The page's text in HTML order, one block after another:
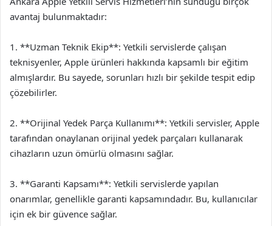
avantaj bulunmaktadır:
1. **Uzman Teknik Ekip**: Yetkili servislerde çalışan
teknisyenler, Apple ürünleri hakkında kapsamlı bir eğitim
almışlardır. Bu sayede, sorunları hızlı bir şekilde tespit edip
çözebilirler.
2. **Orijinal Yedek Parça Kullanımı**: Yetkili servisler, Apple
tarafından onaylanan orijinal yedek parçaları kullanarak
cihazların uzun ömürlü olmasını sağlar.
3. **Garanti Kapsamı**: Yetkili servislerde yapılan
onarımlar, genellikle garanti kapsamındadır. Bu, kullanıcılar
için ek bir güvence sağlar.